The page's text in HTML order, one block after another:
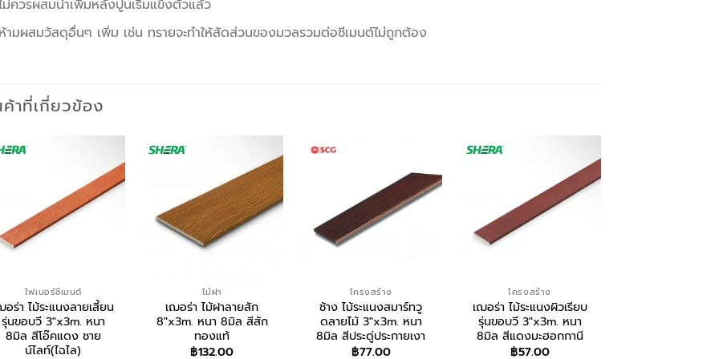
ม่ควรผสมน้ำเพิ่มหลังปูนเริ่มแข็งตัวแล้ว
ามผสมวัสดุอื่นๆ เพิ่ม เช่น ทรายจะทำให้สัดส่วนของมวลรวมต่อซีเมนต์ไม่ถูกต้อง
าที่เกี่ยวข้อง
ไฟเบอร์ซีเมนต์
อร่า ไม้ระแนงลายเสี้ยน
รุ่นขอบวี 3″x3m. หนา
8มิล สีโอ๊คแดง ชาย
น์ไลท์(ไฉไล)
ไม้ฝา
เฌอร่า ไม้ฝาลายสัก
8″x3m. หนา 8มิล สีสัก
ทองแท้
฿132.00
โครงสร้าง
ช้าง ไม้ระแนงสมาร์ทวู
ดลายไม้ 3″x3m. หนา
8มิล สีประดู่ประกายเงา
฿77.00
โครงสร้าง
เฌอร่า ไม้ระแนงผิวเรียบ
รุ่นขอบวี 3″x3m. หนา
8มิล สีแดงมะฮอกกานี
฿57.00